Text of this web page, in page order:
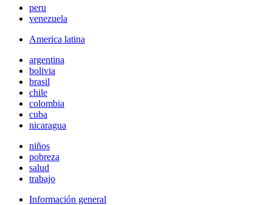
peru
venezuela
America latina
argentina
bolivia
brasil
chile
colombia
cuba
nicaragua
niños
pobreza
salud
trabajo
Información general